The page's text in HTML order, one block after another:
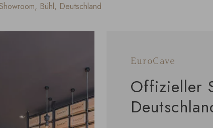
Bühl, Deutschland
EuroCave
Offizieller